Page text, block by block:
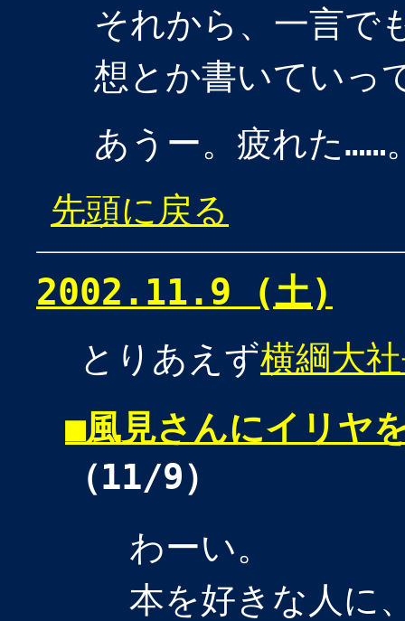
それから、一言で
想とか書いていっ
あうー。疲れた……
先頭に戻る
2002.11.9 (土)
とりあえず横綱大
■風見さんにイリヤ
（11/9）
わーい。
本を好きな人に